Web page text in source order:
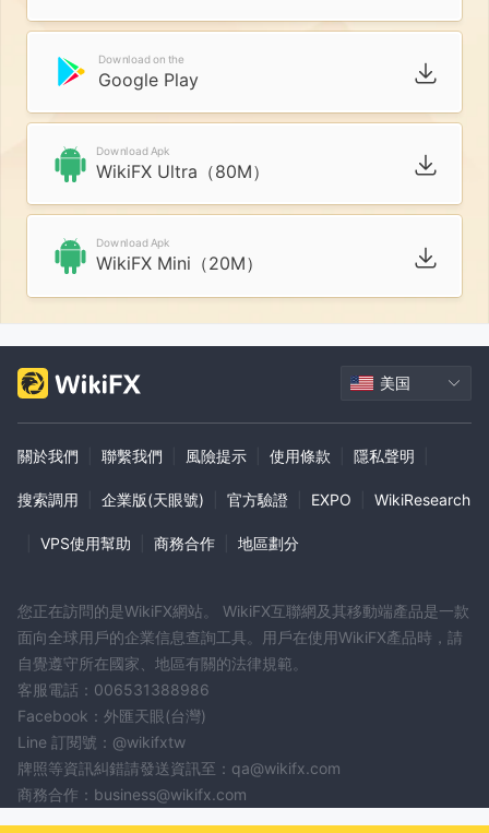
Download on the
Google Play
Download Apk
WikiFX Ultra（80M）
Download Apk
WikiFX Mini（20M）
美国
關於我們 聯繫我們 風險提示 使用條款 隱私聲明
搜索調用 企業版(天眼號) 官方驗證 EXPO WikiResearch
VPS使用幫助 商務合作 地區劃分
您正在訪問的是WikiFX網站。 WikiFX互聯網及其移動端產品是一款
面向全球用戶的企業信息查詢工具。用戶在使用WikiFX產品時，請
自覺遵守所在國家、地區有關的法律規範。
客服電話：006531388986
Facebook：外匯天眼(台灣)
Line 訂閱號：@wikifxtw
牌照等資訊糾錯請發送資訊至：qa@wikifx.com
商務合作：business@wikifx.com